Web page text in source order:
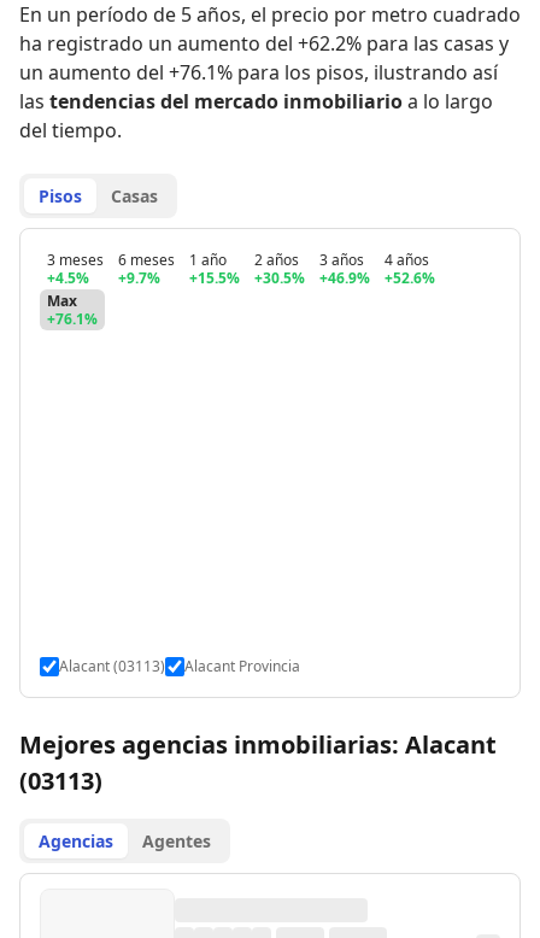
En un período de 5 años, el precio por metro cuadrado
ha registrado un aumento del +62.2% para las casas y
un aumento del +76.1% para los pisos, ilustrando así
las tendencias del mercado inmobiliarioa lo largo
del tiempo.
Pisos Casas
3 meses
+4.5%
6 meses
+9.7%
1 año
+15.5%
2 años
+30.5%
3 años
+46.9%
4 años
+52.6%
Max
+76.1%
Alacant (03113) Alacant Provincia
Mejores agencias inmobiliarias: Alacant
(03113)
Agencias Agentes